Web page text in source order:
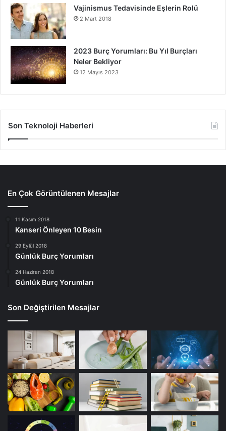
Vajinismus Tedavisinde Eşlerin Rolü
2 Mart 2018
2023 Burç Yorumları: Bu Yıl Burçları
Neler Bekliyor
12 Mayıs 2023
Son Teknoloji Haberleri
En Çok Görüntülenen Mesajlar
11 Kasım 2018
Kanseri Önleyen 10 Besin
29 Eylül 2018
Günlük Burç Yorumları
24 Haziran 2018
Günlük Burç Yorumları
Son Değiştirilen Mesajlar